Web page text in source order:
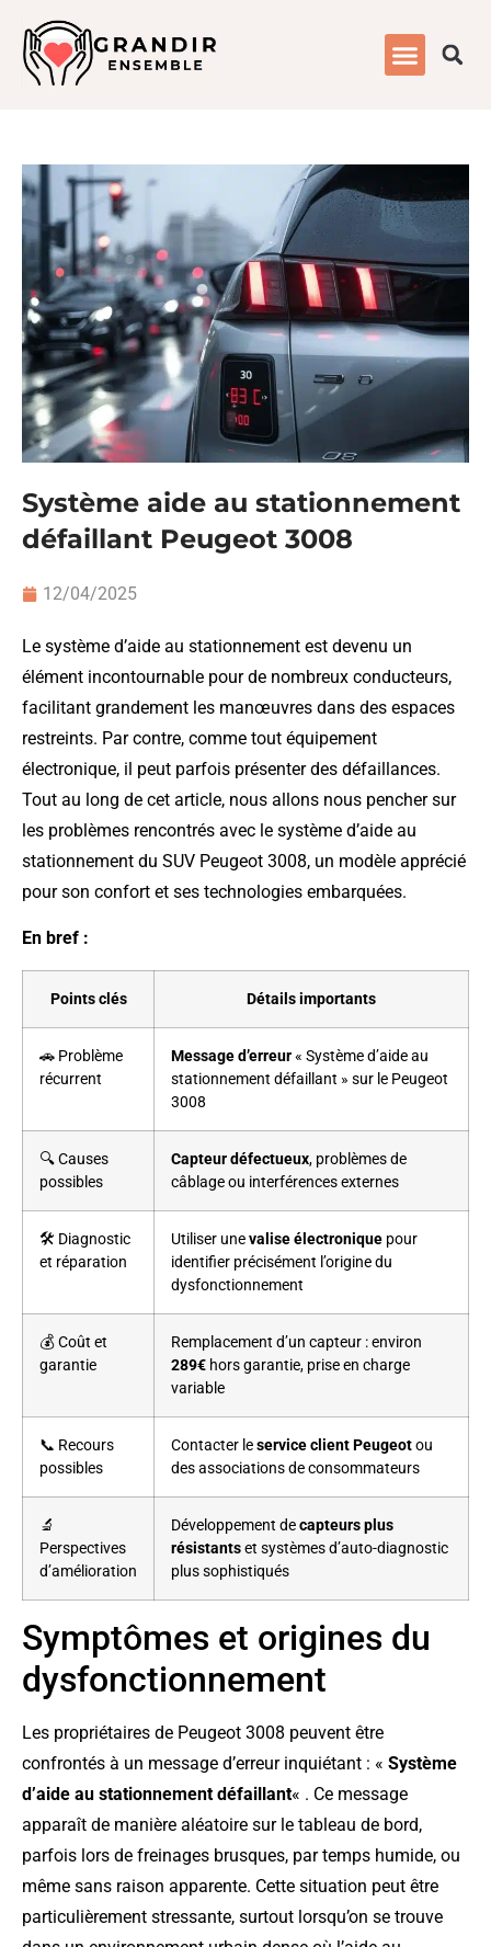
Système aide au stationnement
défaillant Peugeot 3008
12/04/2025
Le système d’aide au stationnement est devenu un
élément incontournable pour de nombreux conducteurs,
facilitant grandement les manœuvres dans des espaces
restreints. Par contre, comme tout équipement
électronique, il peut parfois présenter des défaillances.
Tout au long de cet article, nous allons nous pencher sur
les problèmes rencontrés avec le système d’aide au
stationnement du SUV Peugeot 3008, un modèle apprécié
pour son confort et ses technologies embarquées.
En bref :
Points clés Détails importants
🚗 Problème
récurrent
Message d’erreur« Système d’aide au
stationnement défaillant » sur le Peugeot
3008
🔍 Causes
possibles
Capteur défectueux, problèmes de
câblage ou interférences externes
🛠️ Diagnostic
et réparation
Utiliser unevalise électronique pour
identifier précisément l’origine du
dysfonctionnement
💰 Coût et
garantie
Remplacement d’un capteur : environ
289€ hors garantie, prise en charge
variable
📞 Recours
possibles
Contacter leservice client Peugeotou
des associations de consommateurs
🔬
Perspectives
d’amélioration
Développement decapteurs plus
résistantset systèmes d’auto-diagnostic
plus sophistiqués
Symptômes et origines du
dysfonctionnement
Les propriétaires de Peugeot 3008 peuvent être
confrontés à un message d’erreur inquiétant : « Système
d’aide au stationnement défaillant« . Ce message
apparaît de manière aléatoire sur le tableau de bord,
parfois lors de freinages brusques, par temps humide, ou
même sans raison apparente. Cette situation peut être
particulièrement stressante, surtout lorsqu’on se trouve